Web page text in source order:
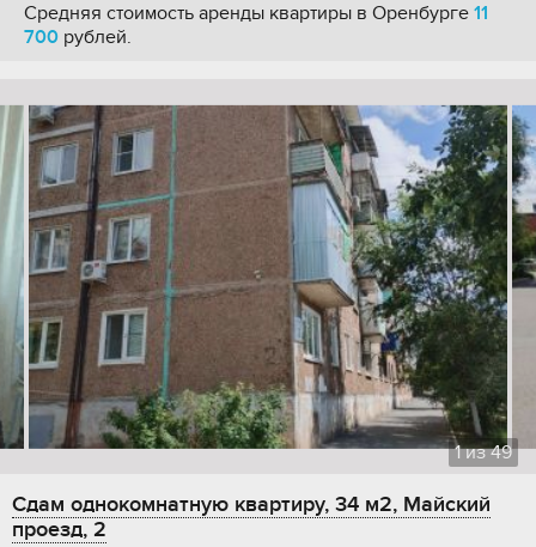
Средняя стоимость аренды квартиры в Оренбурге 11
700 рублей.
1из49
Сдам однокомнатную квартиру, 34 м2, Майский
проезд, 2